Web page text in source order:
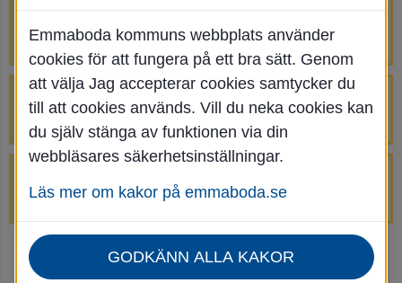
renoveringen av Bjurbäcksbron
Tillfälliga avstängningar på Centrumtorget
v. 25-34
avstängda.
Startsida
Trafik & infrastruktur
Emmaboda kommuns webbplats använder
cookies för att fungera på ett bra sätt. Genom
att välja Jag accepterar cookies samtycker du
till att cookies används. Vill du neka cookies kan
du själv stänga av funktionen via din
webbläsares säkerhetsinställningar.
Läs mer om kakor på emmaboda.se
GODKÄNN ALLA KAKOR